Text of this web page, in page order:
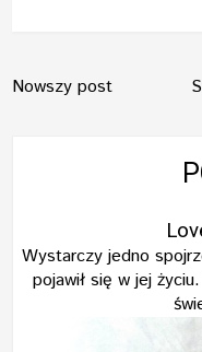
Nowszy post
Wystarczy jedno
pojawił się w jej